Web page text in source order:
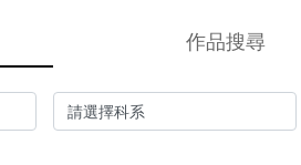
作品搜尋